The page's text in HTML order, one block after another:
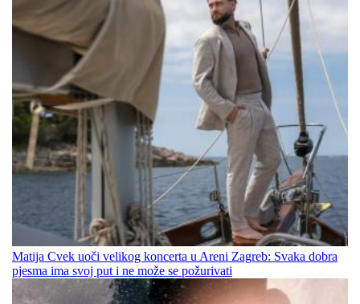
Matija Cvek uoči velikog koncerta u Areni Zagreb: Svaka dobra
pjesma ima svoj put i ne može se požurivati